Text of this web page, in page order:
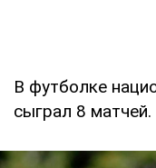
В футболке
сыграл 8 матчей.